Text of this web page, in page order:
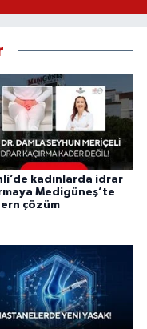
kadınlarda idrar
Medigüneş’te
çözüm